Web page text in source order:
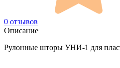
0 отзывов
Описание
Рулонные шторы УНИ-1 для